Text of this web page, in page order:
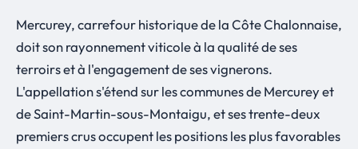
Mercurey, carrefour historique de la Côte Chalonnaise,
doit son rayonnement viticole à la qualité de ses
terroirs et à l'engagement de ses vignerons.
L'appellation s'étend sur les communes de Mercurey et
de Saint-Martin-sous-Montaigu, et ses trente-deux
premiers crus occupent les positions les plus favorables